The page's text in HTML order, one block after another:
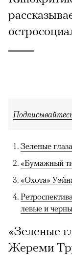
Зеленые
«Бумажный
«Охота»
левые и
«Зеленые
Жереми